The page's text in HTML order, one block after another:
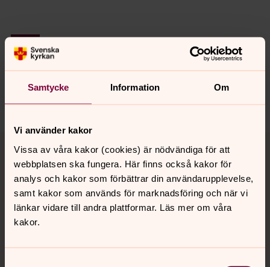
Samtycke Information Om
Vi använder kakor
Vissa av våra kakor (cookies) är nödvändiga för att
webbplatsen ska fungera. Här finns också kakor för
analys och kakor som förbättrar din användarupplevelse,
samt kakor som används för marknadsföring och när vi
länkar vidare till andra plattformar. Läs mer om våra
kakor.
Synpunkter eller frågor på sidans
innehåll?
Tillbaka till toppen
Tillbaka till innehållet
Kontakt
Kalender